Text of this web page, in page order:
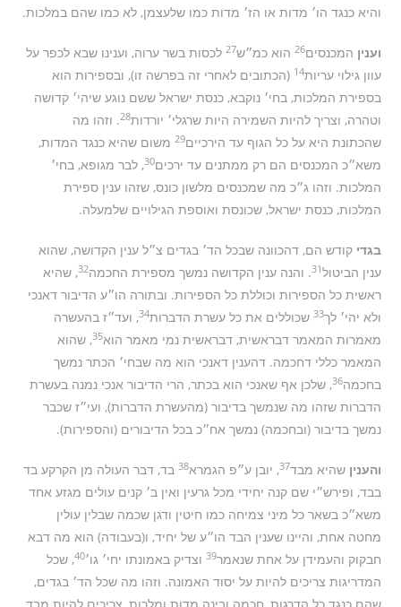
והיא כנגד הו׳ מדות או הז׳ מדות כמו שלעצמן, לא כמו שהם במלכות.
וענין המכנסים26 הוא כמ״ש27 לכסות בשר ערוה, וענינו שבא לכפר על
עוון גילוי עריות14 (הכתובים לאחרי זה בפרשה זו), ובספירות הוא
בספירת המלכות, בחי׳ נוקבא, כנסת ישראל ששם נוגע שיהי׳ קדושה
וטהרה, וצריך להיות השמירה היות שרגלי׳ יורדות28. וזהו מה
שהכתונת היא על כל הגוף עד הירכיים29 משום שהיא כנגד המדות,
משא״כ המכנסים הם רק ממתנים עד ירכים30, לבר מגופא, בחי׳
המלכות. וזהו ג״כ מה שמכנסים מלשון כונס, שזהו ענין ספירת
המלכות, כנסת ישראל, שכונסת ואוספת הגילויים שלמעלה.
בגדיקודש הם, דהכוונה שבכל הד׳ בגדים צ״ל ענין הקדושה, שהוא
ענין הביטול31. והנה ענין הקדושה נמשך מספירת החכמה32, שהיא
ראשית כל הספירות וכוללת כל הספירות. ובתורה הו״ע הדיבור דאנכי
ולא יהי׳ לך33 שכוללים את כל עשרת הדברות34, ועד״ז בהעשרה
מאמרות המאמר דבראשית, דבראשית נמי מאמר הוא35, שהוא
המאמר כללי דחכמה. דהענין דאנכי הוא מה שבחי׳ הכתר נמשך
בחכמה36, שלכן אף שאנכי הוא בכתר, הרי הדיבור אנכי נמנה בעשרת
הדברות שזהו מה שנמשך בדיבור (מהעשרת הדברות), ועי״ז שכבר
נמשך בדיבור (ובחכמה) נמשך אח״כ בכל הדיבורים (והספירות).
והעניןשהיא מבד37, יובן ע״פ הגמרא38 בד, דבר העולה מן הקרקע בד
בבד, ופירש״י שם קנה יחידי מכל גרעין ואין ב׳ קנים עולים מגזע אחד
משא״כ בשאר כל מיני צמיחה כמו חיטין ודגן שכמה שבלין עולין
מחטה אחת, והיינו שענין הבד הו״ע של יחיד, ו(בעבודה) הוא מה דבא
חבקוק והעמידן על אחת שנאמר39 וצדיק באמונתו יחי׳ גו׳40, שכל
המדריגות צריכים להיות על יסוד האמונה. וזהו מה שכל הד׳ בגדים,